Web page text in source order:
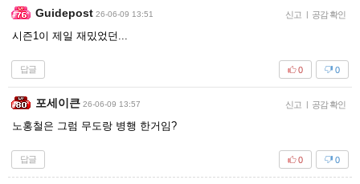
Guidepost 26-06-09 13:51 신고 | 공감 확인
시즌1이 제일 재밌었던...
답글 0
0
포세이큰 26-06-09 13:57 신고 | 공감 확인
노홍철은 그럼 무도랑 병행 한거임?
답글 0
0